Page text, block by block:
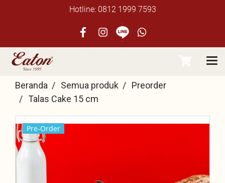
Hotline: 0812 1999 7593
Beranda Semua produk
Preorder
Talas Cake 15 cm
Pre-Order